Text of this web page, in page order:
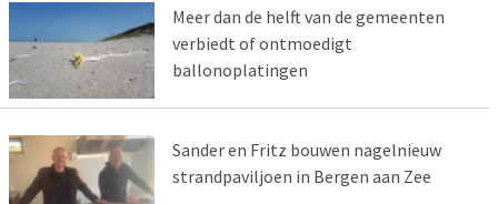
Meer dan de helft van de gemeenten
verbiedt of ontmoedigt
ballonoplatingen
Sander en Fritz bouwen nagelnieuw
strandpaviljoen in Bergen aan Zee